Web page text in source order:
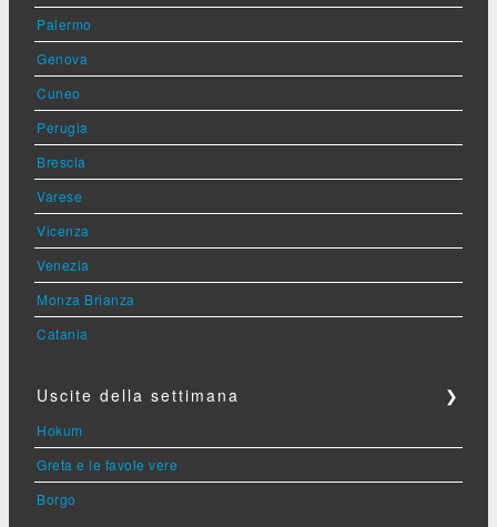
Palermo
Genova
Cuneo
Perugia
Brescia
Varese
Vicenza
Venezia
Monza Brianza
Catania
Uscite della settimana ❯
Hokum
Greta e le favole vere
Borgo